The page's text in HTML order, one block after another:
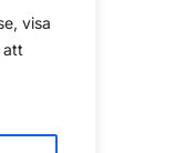
visa
att